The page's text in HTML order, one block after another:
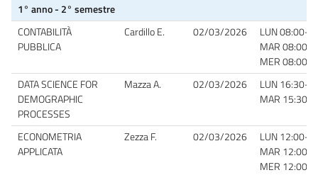
1° anno - 2° semestre
CONTABILITÀ
PUBBLICA
Cardillo E. 02/03/2026
LUN 08:00-
MAR 08:00-
MER 08:00-
DATA SCIENCE FOR
DEMOGRAPHIC
PROCESSES
Mazza A. 02/03/2026
LUN 16:30-
MAR 15:30-
ECONOMETRIA
APPLICATA
Zezza F. 02/03/2026
LUN 12:00-
MAR 12:00-
MER 12:00-